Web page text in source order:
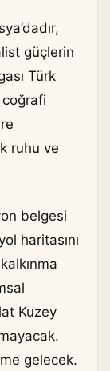
güçlerin
Türk
ruhu ve
belgesi
haritasını
Kuzey
gelecek.